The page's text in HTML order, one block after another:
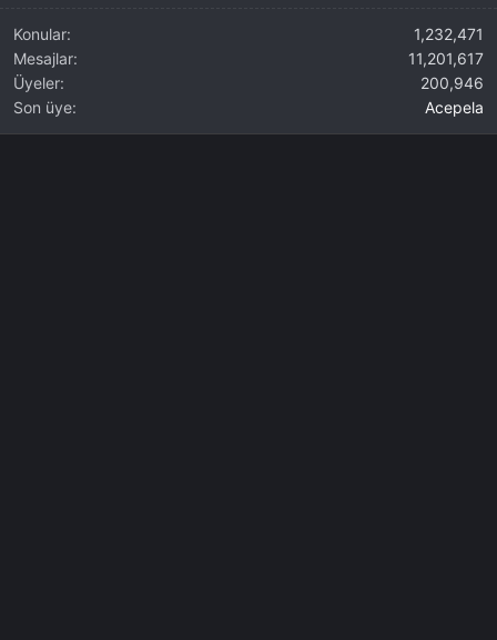
Konular
1,232,471
Mesajlar
11,201,617
Üyeler
200,946
Son üye
Acepela